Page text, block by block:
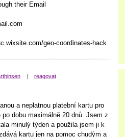
their Email
geo-coordinates-hack
| reagovat
a neplatnou platební kartu pro
dobu maximálně 20 dnů. Jsem z
minulý týden a použila jsem ji k
kartu jen na pomoc chudým a